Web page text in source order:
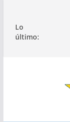
contenido
Lo
último: